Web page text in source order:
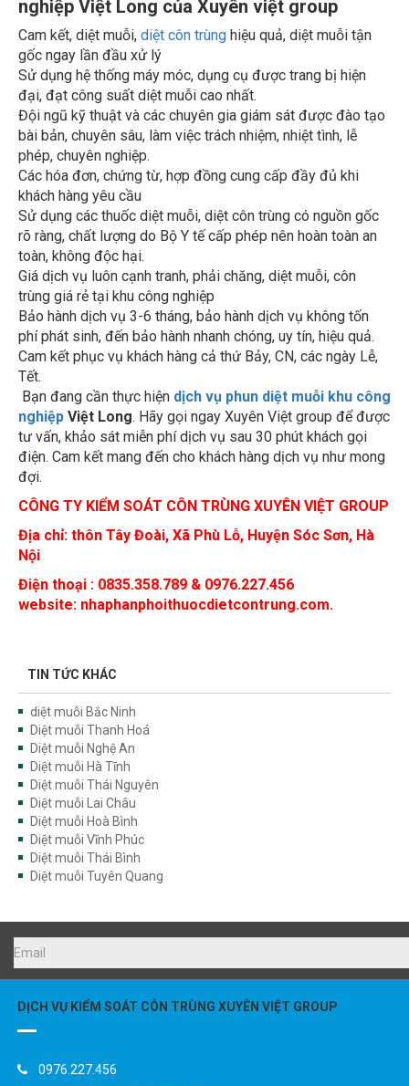
nghiệp Việt Long của Xuyên việt group
Cam kết, diệt muỗi, diệt côn trùng hiệu quả, diệt muỗi tận
gốc ngay lần đầu xử lý
Sử dụng hệ thống máy móc, dụng cụ được trang bị hiện
đại, đạt công suất diệt muỗi cao nhất.
Đội ngũ kỹ thuật và các chuyên gia giám sát được đào tạo
bài bản, chuyên sâu, làm việc trách nhiệm, nhiệt tình, lễ
phép, chuyên nghiệp.
Các hóa đơn, chứng từ, hợp đồng cung cấp đầy đủ khi
khách hàng yêu cầu
Sử dụng các thuốc diệt muỗi, diệt côn trùng có nguồn gốc
rõ ràng, chất lượng do Bộ Y tế cấp phép nên hoàn toàn an
toàn, không độc hại.
Giá dịch vụ luôn cạnh tranh, phải chăng, diệt muỗi, côn
trùng giá rẻ tại khu công nghiệp
Bảo hành dịch vụ 3-6 tháng, bảo hành dịch vụ không tốn
phí phát sinh, đến bảo hành nhanh chóng, uy tín, hiệu quả.
Cam kết phục vụ khách hàng cả thứ Bảy, CN, các ngày Lễ,
Tết.
Bạn đang cần thực hiện dịch vụ phun diệt muỗi khu công
nghiệp Việt Long. Hãy gọi ngay Xuyên Việt group để được
tư vấn, khảo sát miễn phí dịch vụ sau 30 phút khách gọi
điện. Cam kết mang đến cho khách hàng dịch vụ như mong
đợi.
CÔNG TY KIỂM SOÁT CÔN TRÙNG XUYÊN VIỆT GROUP
Địa chỉ: thôn Tây Đoài, Xã Phù Lỗ, Huyện Sóc Sơn, Hà
Nội
Điện thoại : 0835.358.789 & 0976.227.456
website: nhaphanphoithuocdietcontrung.com.
TIN TỨC KHÁC
diệt muỗi Bắc Ninh
Diệt muỗi Thanh Hoá
Diệt muỗi Nghệ An
Diệt muỗi Hà Tĩnh
Diệt muỗi Thái Nguyên
Diệt muỗi Lai Châu
Diệt muỗi Hoà Bình
Diệt muỗi Vĩnh Phúc
Diệt muỗi Thái Bình
Diệt muỗi Tuyên Quang
DỊCH VỤ KIỂM SOÁT CÔN TRÙNG XUYÊN VIỆT GROUP
0976.227.456